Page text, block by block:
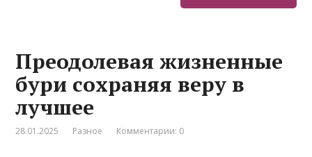
Преодолевая жизненные
бури сохраняя веру в
лучшее
28.01.2025 Разное Комментарии: 0